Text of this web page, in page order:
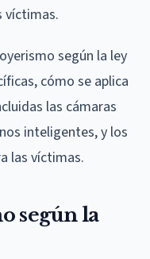
víctimas.
según la ley
cómo se aplica
las cámaras
inteligentes, y los
las víctimas.
según la